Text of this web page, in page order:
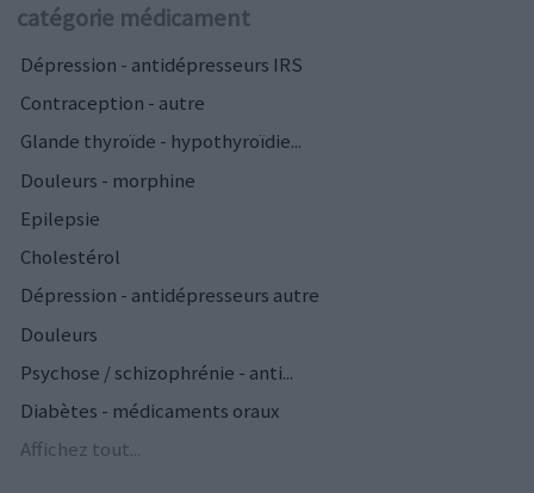
catégorie médicament
Dépression - antidépresseurs IRS
Contraception - autre
Glande thyroïde - hypothyroïdie...
Douleurs - morphine
Epilepsie
Cholestérol
Dépression - antidépresseurs autre
Douleurs
Psychose / schizophrénie - anti...
Diabètes - médicaments oraux
Affichez tout...